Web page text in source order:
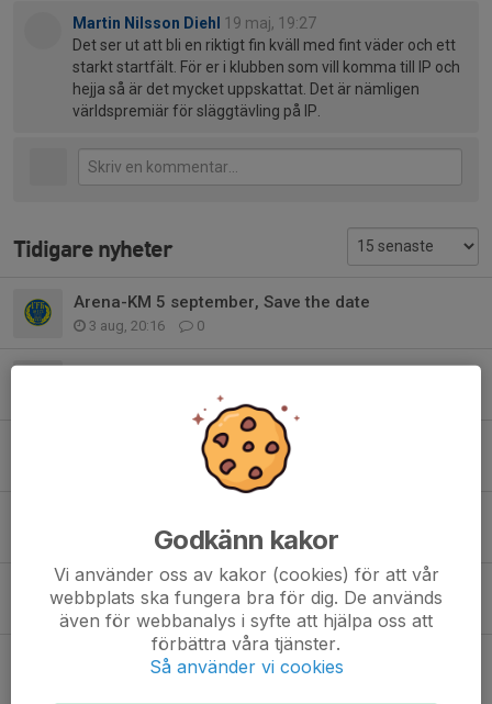
Martin Nilsson Diehl
19 maj, 19:27
Det ser ut att bli en riktigt fin kväll med fint väder och ett
starkt startfält. För er i klubben som vill komma till IP och
hejja så är det mycket uppskattat. Det är nämligen
världspremiär för släggtävling på IP.
Tidigare nyheter
Arena-KM 5 september, Save the date
3 aug, 20:16 0
Sommarträning juli
0
27 jun, 18:24 0
Träningsbank 7-10år
16 jun, 17:42 0
Undantagsdatum för möjlighet att träna på IP
Godkänn kakor
Vi använder oss av kakor (cookies) för att vår
webbplats ska fungera bra för dig. De används
även för webbanalys i syfte att hjälpa oss att
förbättra våra tjänster.
Så använder vi cookies